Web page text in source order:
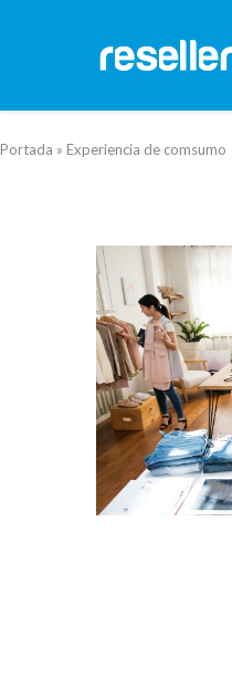
Portada » Experiencia de comsumo